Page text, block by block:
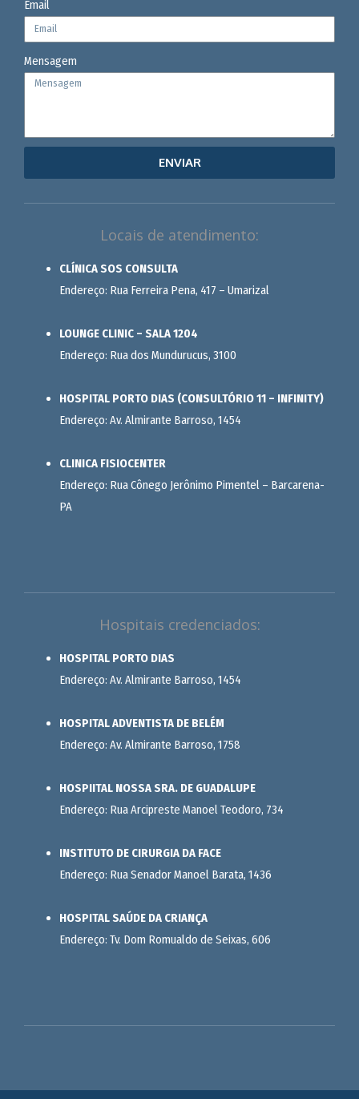
Email
Mensagem
ENVIAR
Locais de atendimento:
CLÍNICA SOS CONSULTA
Endereço: Rua Ferreira Pena, 417 – Umarizal
LOUNGE CLINIC – SALA 1204
Endereço: Rua dos Mundurucus, 3100
HOSPITAL PORTO DIAS (CONSULTÓRIO 11 – INFINITY)
Endereço: Av. Almirante Barroso, 1454
CLINICA FISIOCENTER
Endereço: Rua Cônego Jerônimo Pimentel – Barcarena-
PA
Hospitais credenciados:
HOSPITAL PORTO DIAS
Endereço: Av. Almirante Barroso, 1454
HOSPITAL ADVENTISTA DE BELÉM
Endereço: Av. Almirante Barroso, 1758
HOSPIITAL NOSSA SRA. DE GUADALUPE
Endereço: Rua Arcipreste Manoel Teodoro, 734
INSTITUTO DE CIRURGIA DA FACE
Endereço: Rua Senador Manoel Barata, 1436
HOSPITAL SAÚDE DA CRIANÇA
Endereço: Tv. Dom Romualdo de Seixas, 606